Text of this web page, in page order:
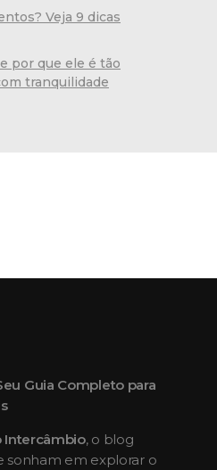
Veja 9 dicas
por que ele é tão
tranquilidade
Guia Completo para
Intercâmbio, o blog
sonham em explorar o